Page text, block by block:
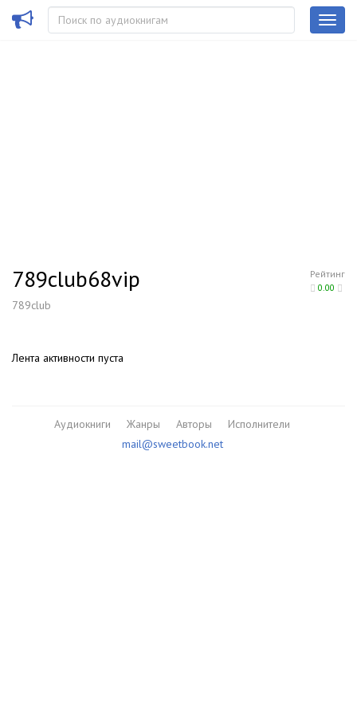
Рейтинг
0.00
789club68vip
789club
Лента активности пуста
Аудиокниги Жанры Авторы
Исполнители
mail@sweetbook.net